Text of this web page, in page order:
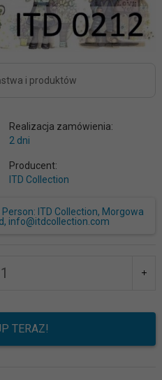
i produktów
Realizacja zamówienia:
2 dni
Producent:
ITD Collection
ITD Collection, Morgowa
info@itdcollection.com
TERAZ!